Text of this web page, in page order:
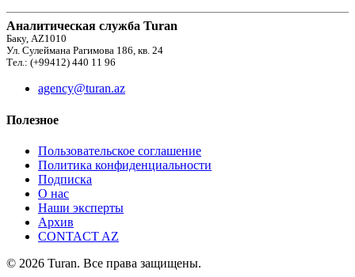
Аналитическая служба Turan
Баку, AZ1010
Ул. Сулеймана Рагимова 186, кв. 24
Тел.: (+99412) 440 11 96
agency@turan.az
Полезное
Пользовательское соглашение
Политика конфиденциальности
Подписка
О нас
Наши эксперты
Архив
CONTACT AZ
© 2026 Turan. Все права защищены.